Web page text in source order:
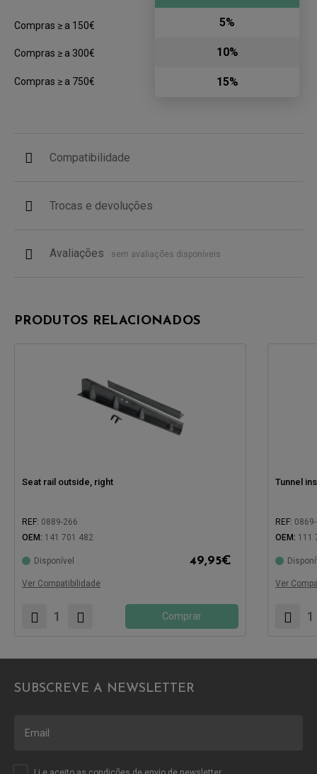
Compras ≥ a 150€
Compras ≥ a 300€
Compras ≥ a 750€
5%
10%
15%
Compatibilidade
Trocas e devoluções
Avaliações sem avaliações disponíveis
PRODUTOS RELACIONADOS
Seat rail outside, right
REF: 0889-266
OEM: 141 701 482
Disponível 49,95€
Ver Compatibilidade
Comprar
Tunnel
REF:
OEM: 111
Ver
SUBSCREVE A NEWSLETTER